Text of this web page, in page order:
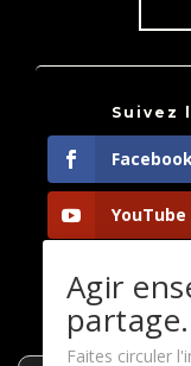
Suivez
Facebook
YouTube
LinkedIn
Agir
partage.
Faites circuler